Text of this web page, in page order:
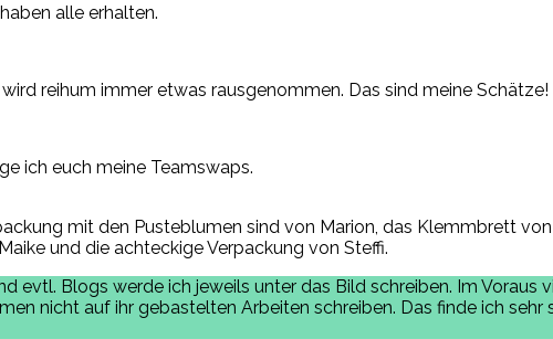
alle erhalten.
reihum immer etwas rausgenommen. Das sind meine Schätze!
ich euch meine Teamswaps.
mit den Pusteblumen sind von Marion, das Klemmbrett
und die achteckige Verpackung von Steffi.
Blogs werde ich jeweils unter das Bild schreiben. Im Voraus
nicht auf ihr gebastelten Arbeiten schreiben. Das finde ich